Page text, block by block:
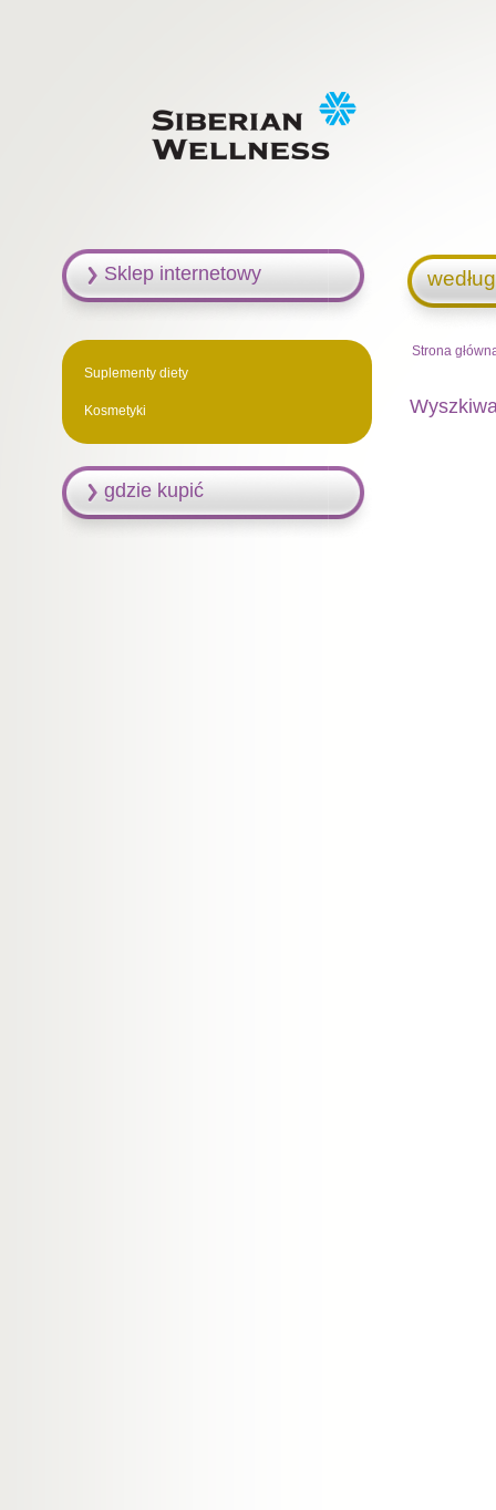
Strona
Sklep internetowy
Suplementy diety
Kosmetyki
gdzie kupić